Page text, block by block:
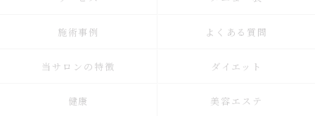
施術事例 よくある質問
当サロンの特徴 ダイエット
健康 美容エステ